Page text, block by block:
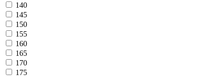
140
145
150
155
160
165
170
175